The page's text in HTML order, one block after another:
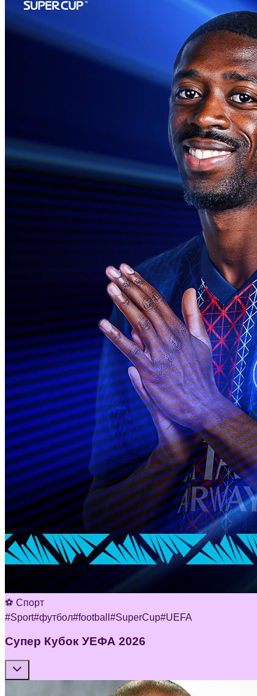
⚽ Спорт
#Sport#футбол#football #SuperCup#UEFA
Супер Кубок УЕФА 2026